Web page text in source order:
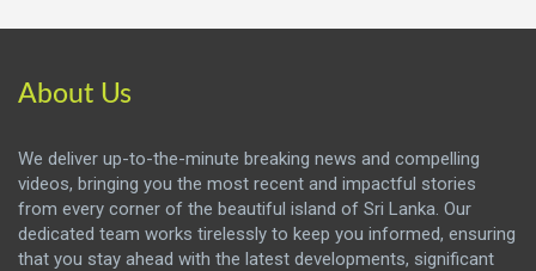
About Us
We deliver up-to-the-minute breaking news and compelling
videos, bringing you the most recent and impactful stories
from every corner of the beautiful island of Sri Lanka. Our
dedicated team works tirelessly to keep you informed, ensuring
that you stay ahead with the latest developments, significant